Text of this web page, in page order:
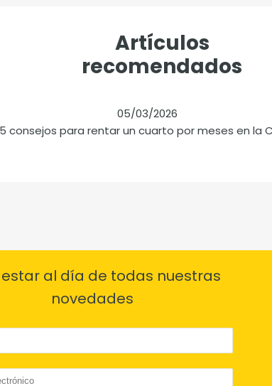
Artículos
recomendados
05/03/2026
5 consejos para rentar un cuarto por meses en la
estar al día de todas nuestras
novedades